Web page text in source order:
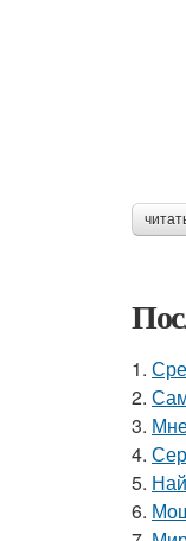
1.
2.
3.
4.
5.
6.